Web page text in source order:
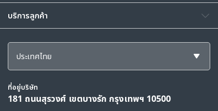
บริการลูกค้า
ประเทศไทย
ที่อยู่บริษัท
181 ถนนสุรวงศ์ เขตบางรัก กรุงเทพฯ 10500